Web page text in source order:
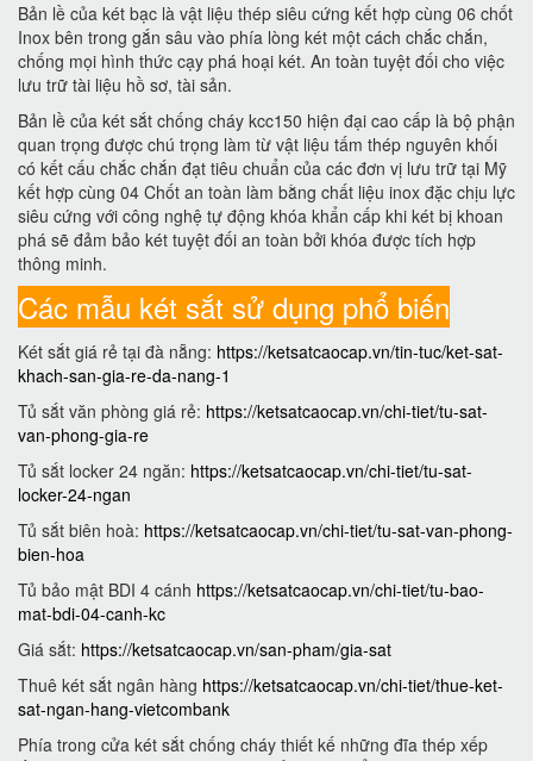
Bản lề của két bạc là vật liệu thép siêu cứng kết hợp cùng 06 chốt
Inox bên trong gắn sâu vào phía lòng két một cách chắc chắn,
chống mọi hình thức cạy phá hoại két. An toàn tuyệt đối cho việc
lưu trữ tài liệu hồ sơ, tài sản.
Bản lề của két sắt chống cháy kcc150 hiện đại cao cấp là bộ phận
quan trọng được chú trọng làm từ vật liệu tấm thép nguyên khối
có kết cấu chắc chắn đạt tiêu chuẩn của các đơn vị lưu trữ tại Mỹ
kết hợp cùng 04 Chốt an toàn làm bằng chất liệu inox đặc chịu lực
siêu cứng với công nghệ tự động khóa khẩn cấp khi két bị khoan
phá sẽ đảm bảo két tuyệt đối an toàn bởi khóa được tích hợp
thông minh.
Các mẫu két sắt sử dụng phổ biến
Két sắt giá rẻ tại đà nẵng: https://ketsatcaocap.vn/tin-tuc/ket-sat-
khach-san-gia-re-da-nang-1
Tủ sắt văn phòng giá rẻ: https://ketsatcaocap.vn/chi-tiet/tu-sat-
van-phong-gia-re
Tủ sắt locker 24 ngăn: https://ketsatcaocap.vn/chi-tiet/tu-sat-
locker-24-ngan
Tủ sắt biên hoà: https://ketsatcaocap.vn/chi-tiet/tu-sat-van-phong-
bien-hoa
Tủ bảo mật BDI 4 cánh https://ketsatcaocap.vn/chi-tiet/tu-bao-
mat-bdi-04-canh-kc
Giá sắt: https://ketsatcaocap.vn/san-pham/gia-sat
Thuê két sắt ngân hàng https://ketsatcaocap.vn/chi-tiet/thue-ket-
sat-ngan-hang-vietcombank
Phía trong cửa két sắt chống cháy thiết kế những đĩa thép xếp